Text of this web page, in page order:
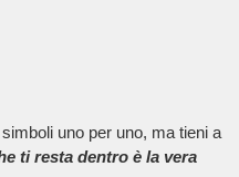
uno per uno, ma tieni a
ti resta dentro è la vera